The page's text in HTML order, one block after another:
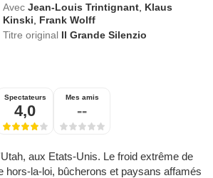
Avec Jean-Louis Trintignant Klaus
Kinski
Frank Wolff
Titre original Il Grande Silenzio
Spectateurs
4,0
Mes amis
--
aux Etats-Unis. Le froid extrême de
hors-la-loi, bûcherons et paysans affamés